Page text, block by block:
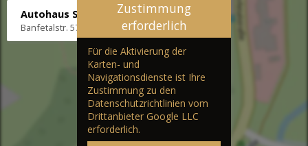
Autohaus Stenger
Banfetalstr. 57, 57334 Bad Laasphe
Zustimmung
erforderlich
Für die Aktivierung der
Karten- und
Navigationsdienste ist Ihre
Zustimmung zu den
Datenschutzrichtlinien vom
Drittanbieter Google LLC
erforderlich.